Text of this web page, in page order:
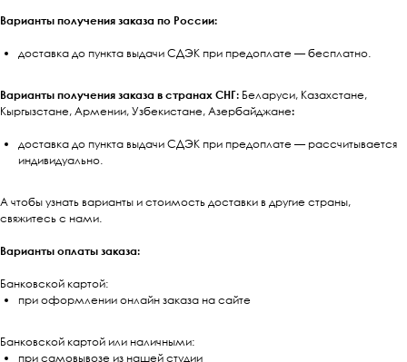
Варианты получения заказа по России:
доставка до пункта выдачи СДЭК при предоплате — бесплатно.
Варианты получения заказа в странах СНГ: Беларуси, Казахстане,
Кыргызстане, Армении, Узбекистане, Азербайджане:
доставка до пункта выдачи СДЭК при предоплате — рассчитывается
индивидуально.
А чтобы узнать варианты и стоимость доставки в другие страны,
свяжитесь с нами.
Варианты оплаты заказа:
Банковской картой:
при оформлении онлайн заказа на сайте
Банковской картой или наличными:
при самовывозе из нашей студии